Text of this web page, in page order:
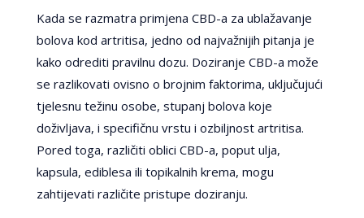
Kada se razmatra primjena CBD-a za ublažavanje
bolova kod artritisa, jedno od najvažnijih pitanja je
kako odrediti pravilnu dozu. Doziranje CBD-a može
se razlikovati ovisno o brojnim faktorima, uključujući
tjelesnu težinu osobe, stupanj bolova koje
doživljava, i specifičnu vrstu i ozbiljnost artritisa.
Pored toga, različiti oblici CBD-a, poput ulja,
kapsula, ediblesa ili topikalnih krema, mogu
zahtijevati različite pristupe doziranju.